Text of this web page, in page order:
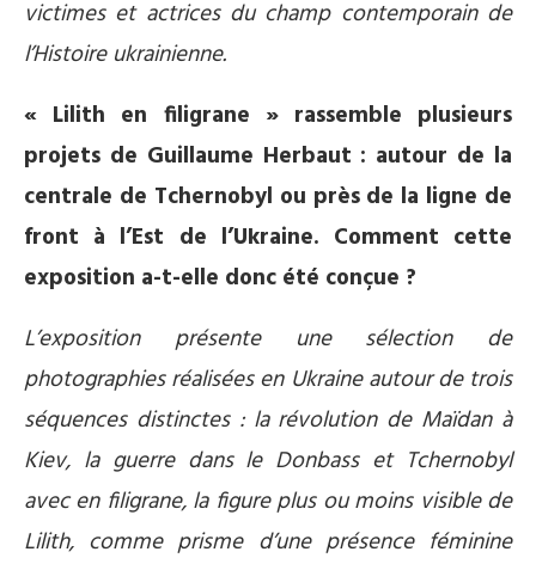
victimes et actrices du champ contemporain de
l’Histoire ukrainienne.
« Lilith en filigrane » rassemble plusieurs
projets de Guillaume Herbaut : autour de la
centrale de Tchernobyl ou près de la ligne de
front à l’Est de l’Ukraine. Comment cette
exposition a-t-elle donc été conçue ?
L’exposition présente une sélection de
photographies réalisées en Ukraine autour de trois
séquences distinctes : la révolution de Maïdan à
Kiev, la guerre dans le Donbass et Tchernobyl
avec en filigrane, la figure plus ou moins visible de
Lilith, comme prisme d’une présence féminine